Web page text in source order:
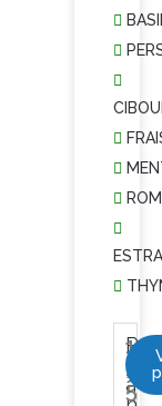
P
l
a
1
,
5